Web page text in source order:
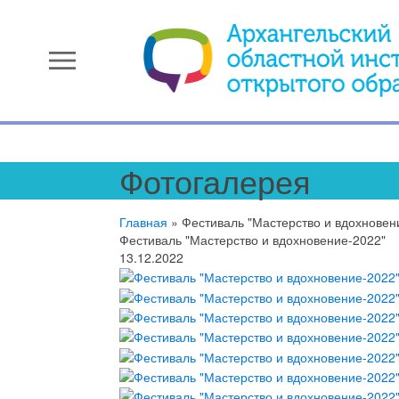
menu
Фотогалерея
Главная »Фестиваль "Мастерство и
Фестиваль "Мастерство и вдохновение-2022"
13.12.2022